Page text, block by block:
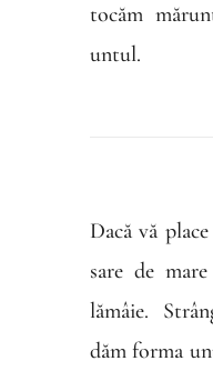
tocăm
untul.
Dacă vă
sare de
lămâie.
dăm forma